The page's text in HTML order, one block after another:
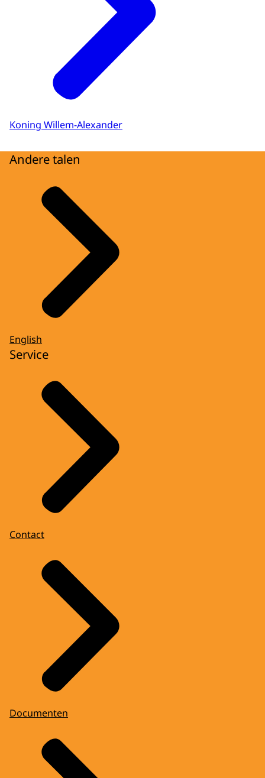
Koning Willem-Alexander
Andere talen
English
Service
Contact
Documenten